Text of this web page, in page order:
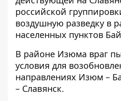
российской
воздушную разведку в
населенных пунктов
В районе Изюма враг
условия для
направлениях Изюм –
– Славянск.